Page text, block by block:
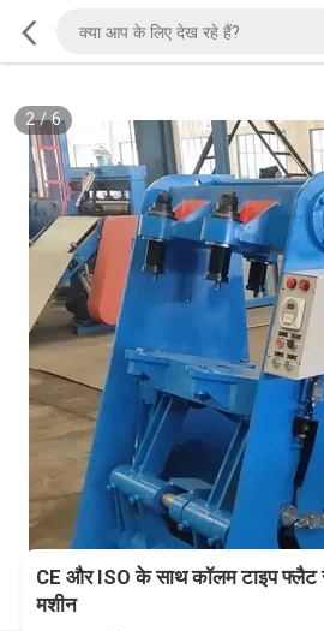
2/6
CE और ISO के साथ कॉलम टाइप फ्लैट
मशीन